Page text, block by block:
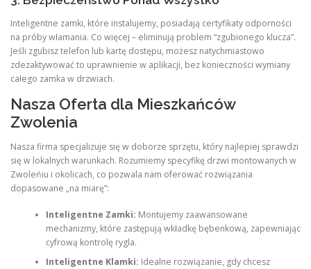
Inteligentne zamki, które instalujemy, posiadają certyfikaty odporności
na próby włamania. Co więcej – eliminują problem “zgubionego klucza”.
Jeśli zgubisz telefon lub kartę dostępu, możesz natychmiastowo
zdezaktywować to uprawnienie w aplikacji, bez konieczności wymiany
całego zamka w drzwiach.
Nasza Oferta dla Mieszkańców
Zwolenia
Nasza firma specjalizuje się w doborze sprzętu, który najlepiej sprawdzi
się w lokalnych warunkach. Rozumiemy specyfikę drzwi montowanych w
Zwoleńiu i okolicach, co pozwala nam oferować rozwiązania
dopasowane „na miarę”:
Inteligentne Zamki: Montujemy zaawansowane
mechanizmy, które zastępują wkładkę bębenkową, zapewniając
cyfrową kontrolę rygla.
Inteligentne Klamki: Idealne rozwiązanie, gdy chcesz